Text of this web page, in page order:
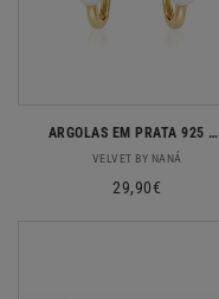
ARGOLAS EM PRATA 925 COM ABELHAS
Fornecedor:
VELVET BY NANÁ
Preço
29,90€